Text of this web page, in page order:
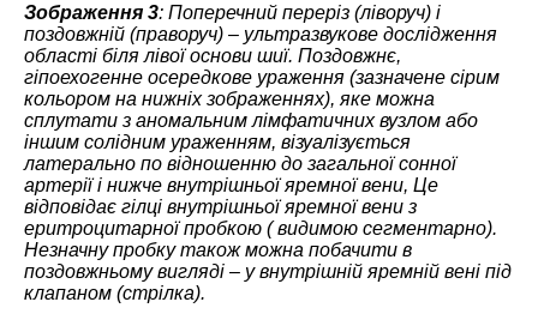
Зображення 3: Поперечний переріз (ліворуч) і
поздовжній (праворуч) – ультразвукове дослідження
області біля лівої основи шиї. Поздовжнє,
гіпоехогенне осередкове ураження (зазначене сірим
кольором на нижніх зображеннях), яке можна
сплутати з аномальним лімфатичних вузлом або
іншим солідним ураженням, візуалізується
латерально по відношенню до загальної сонної
артерії і нижче внутрішньої яремної вени, Це
відповідає гілці внутрішньої яремної вени з
еритроцитарної пробкою ( видимою сегментарно).
Незначну пробку також можна побачити в
поздовжньому вигляді – у внутрішній яремній вені під
клапаном (стрілка).